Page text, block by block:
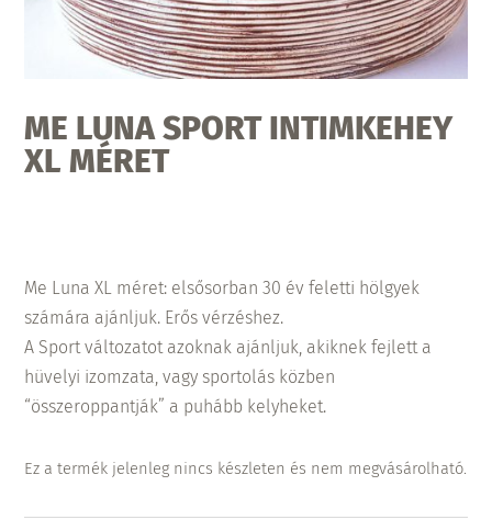
ME LUNA SPORT INTIMKEHEY
XL MÉRET
Me Luna XL méret: elsősorban 30 év feletti hölgyek
számára ajánljuk. Erős vérzéshez.
A Sport változatot azoknak ajánljuk, akiknek fejlett a
hüvelyi izomzata, vagy sportolás közben
“összeroppantják” a puhább kelyheket.
Ez a termék jelenleg nincs készleten és nem megvásárolható.